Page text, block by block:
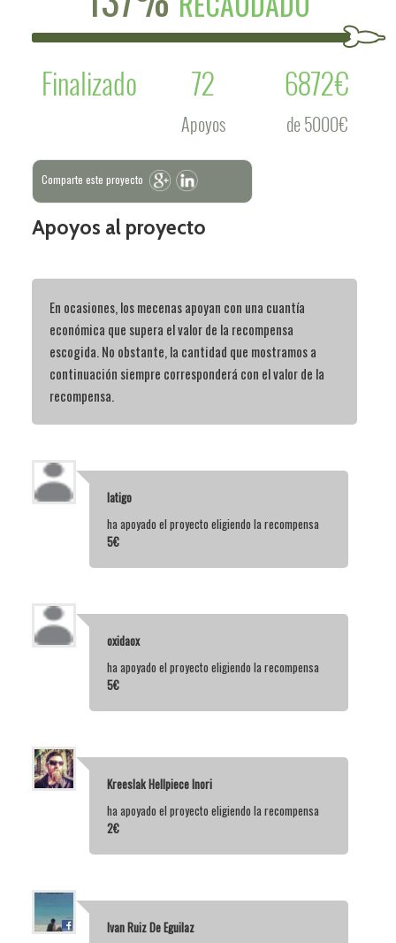
Finalizado
72
Apoyos
6872€
de 5000€
Comparte este proyecto
Apoyos al proyecto
En ocasiones, los mecenas apoyan con una cuantía
económica que supera el valor de la recompensa
escogida. No obstante, la cantidad que mostramos a
continuación siempre corresponderá con el valor de la
recompensa.
latigo
ha apoyado el proyecto eligiendo la recompensa
5€
oxidaox
ha apoyado el proyecto eligiendo la recompensa
5€
Kreeslak Hellpiece Inori
ha apoyado el proyecto eligiendo la recompensa
2€
Ivan Ruiz De Eguilaz